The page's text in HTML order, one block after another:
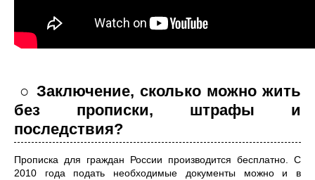
○ Заключение, сколько можно жить
без прописки, штрафы и
последствия?
Прописка для граждан России производится бесплатно. С
2010 года подать необходимые документы можно и в